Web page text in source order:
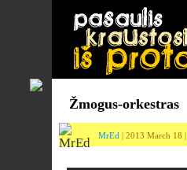
Žmogus-orkestras
MrEd | 2013 March 18 |